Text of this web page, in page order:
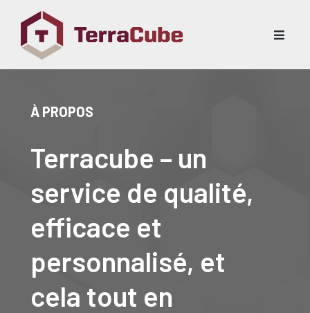
À PROPOS
Terracube – un
service de qualité,
efficace et
personnalisé, et
cela tout en